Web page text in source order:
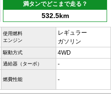
満タンでどこまで走る？
532.5km
使用燃料
エンジン
レギュラー
ガソリン
駆動方式 4WD
過給器（ターボ） -
燃費性能 -